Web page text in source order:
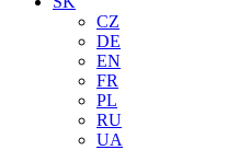
CZ
DE
EN
FR
PL
RU
UA